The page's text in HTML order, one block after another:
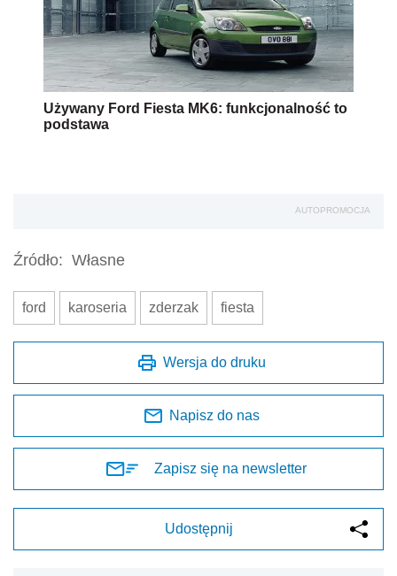
Używany Ford Fiesta MK6: funkcjonalność to
podstawa
AUTOPROMOCJA
Źródło: Własne
ford karoseria zderzak fiesta
Wersja do druku
Napisz do nas
Zapisz się na newsletter
Udostępnij